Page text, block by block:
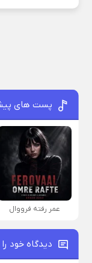
پست های
عمر رفته فرووال
دیدگاه خود